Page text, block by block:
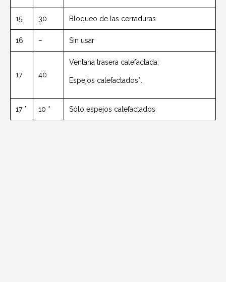
15 30 Bloqueo de las cerraduras
16 – Sin usar
17 40
Ventana trasera calefactada;
Espejos calefactados*.
17 * 10 * Sólo espejos calefactados